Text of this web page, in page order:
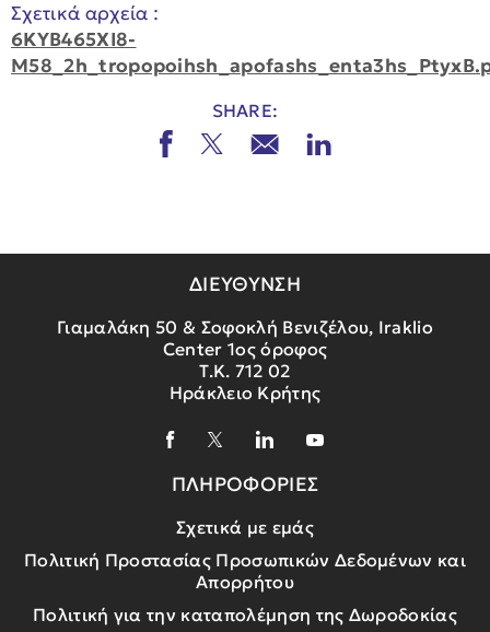
Σχετικά αρχεία :
6KYB465XI8-
SHARE:
ΔΙΕΥΘΥΝΣΗ
Γιαμαλάκη 50 & Σοφοκλή Βενιζέλου, Iraklio
Center 1ος όροφος
Τ.Κ. 712 02
Ηράκλειο Κρήτης
ΠΛΗΡΟΦΟΡΙΕΣ
Σχετικά με εμάς
Πολιτική Προστασίας Προσωπικών Δεδομένων και
Απορρήτου
Πολιτική για την καταπολέμηση της Δωροδοκίας